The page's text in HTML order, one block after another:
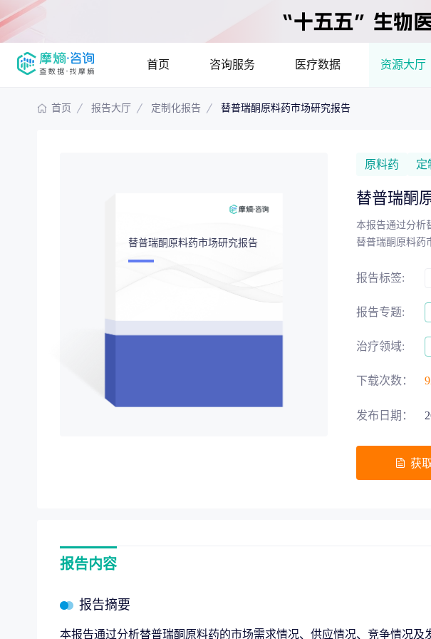
首页 咨询服务
提供疾病领域品种调研、品种立项等
分析市场现状，洞察行业趋势
解码生物医药资本价值，赋能精准投
募投项目可行性论证
全链路赋能，助力生物医药‘十五五’规
医疗数据 资源大厅
首页 报告大厅 定制化报告 替普瑞酮原料药市场研究报告
替普瑞酮原料药市场研究报告
原料药 定
替普瑞酮
本报告通过分析
替普瑞酮原料药
报告标签:
报告专题:
治疗领域:
下载次数：
发布日期：
获
报告内容
报告摘要
本报告通过分析替普瑞酮原料药的市场需求情况、供应情况、竞争情况